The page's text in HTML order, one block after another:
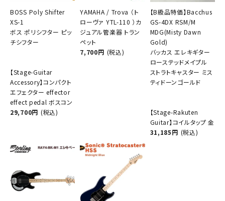
BOSS Poly Shifter
XS-1
ボス ポリシフター ピッ
チシフター
【Stage-Guitar
Accessory】コンパクト
エフェクター effector
effect pedal ボスコン
29,700円 (税込)
YAMAHA / Trova （ト
ローヴァ YTL-110 ）カ
ジュアル管楽器 トラン
ペット
7,700円 (税込)
【B級品特価】Bacchus
GS-4DX RSM/M
MDG(Misty Dawn
Gold)
バッカス エレキギター
ローステッドメイプル
ストラトキャスター ミス
ティドーンゴールド
【Stage-Rakuten
Guitar】コイルタップ 金
31,185円 (税込)